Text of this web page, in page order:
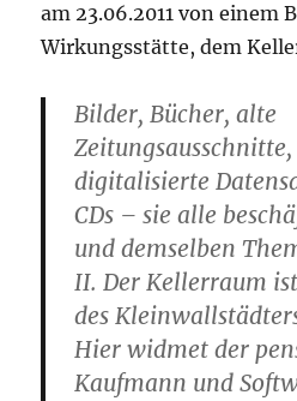
am 23.06.2011 von einem
Wirkungsstätte, dem
Bilder, Bücher, alte
digitalisierte
CDs – sie alle
und demselben
II. Der Kellerraum
des
Hier widmet der
Kaufmann und